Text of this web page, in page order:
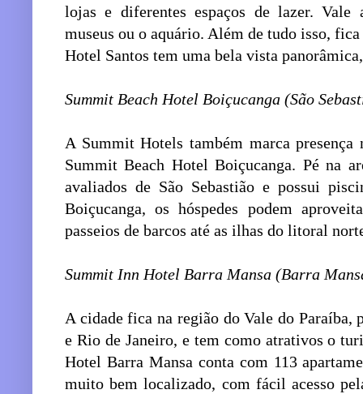
lojas e diferentes espaços de lazer.
museus ou o aquário. Além de tudo isso,
Hotel Santos tem uma bela vista
Summit Beach Hotel Boiçucanga (São
A Summit Hotels também marca
Summit Beach Hotel Boiçucanga. Pé na
avaliados de São Sebastião e possui
Boiçucanga, os hóspedes podem
passeios de barcos até as ilhas do litoral
Summit Inn Hotel Barra Mansa (Barra
A cidade fica na região do Vale do Paraíba,
e Rio de Janeiro, e tem como atrativos o
Hotel Barra Mansa conta com 113
muito bem localizado, com fácil acesso